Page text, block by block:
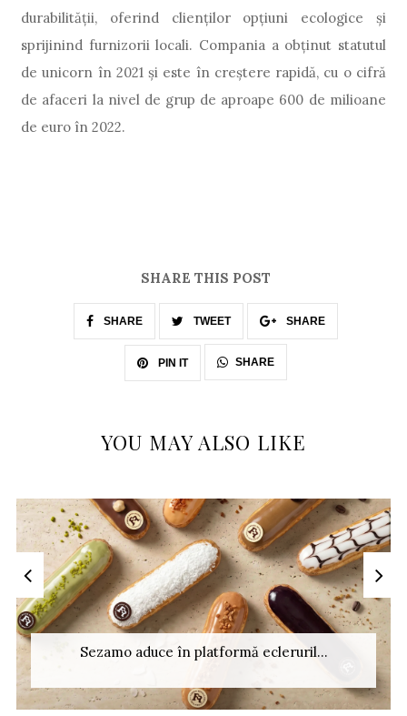
durabilității, oferind clienților opțiuni ecologice și
sprijinind furnizorii locali. Compania a obținut statutul
de unicorn în 2021 și este în creștere rapidă, cu o cifră
de afaceri la nivel de grup de aproape 600 de milioane
de euro în 2022.
SHARE THIS POST
SHARE TWEET SHARE
PIN IT SHARE
YOU MAY ALSO LIKE
Sezamo aduce în platformă ecleruril...